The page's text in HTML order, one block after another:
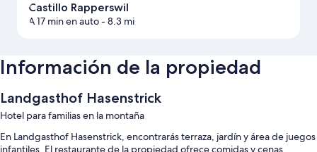
Castillo Rapperswil
A 17 min en auto- 8.3 mi
Información de la propiedad
Landgasthof Hasenstrick
Hotel para familias en la montaña
En Landgasthof Hasenstrick, encontrarás terraza, jardín y área de juegos